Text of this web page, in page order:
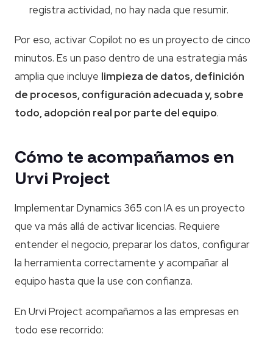
registra actividad, no hay nada que resumir.
Por eso, activar Copilot no es un proyecto de cinco
minutos. Es un paso dentro de una estrategia más
amplia que incluye limpieza de datos, definición
de procesos, configuración adecuada y, sobre
todo, adopción real por parte del equipo.
Cómo te acompañamos en
Urvi Project
Implementar Dynamics 365 con IA es un proyecto
que va más allá de activar licencias. Requiere
entender el negocio, preparar los datos, configurar
la herramienta correctamente y acompañar al
equipo hasta que la use con confianza.
En Urvi Project acompañamos a las empresas en
todo ese recorrido: